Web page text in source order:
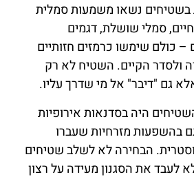
בשטיחים נשאו משמעות סמלית
סמלי שושלת, דגמים
– כולם שימשו כרמזים חזותיים
ולסדר הקיים. השטיח לא רק
גם "דיבר" אל מי שדרך עליו.
היה בסדנאות אירופיות
בהשפעות מזרחיות שעברו
הבחירה לא לשלב שטיחים
לעבד את הסגנון מעידה על רצון